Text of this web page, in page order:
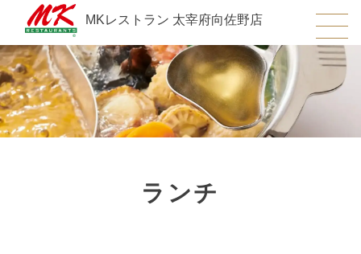
MKレストラン 太宰府向佐野店
ランチ